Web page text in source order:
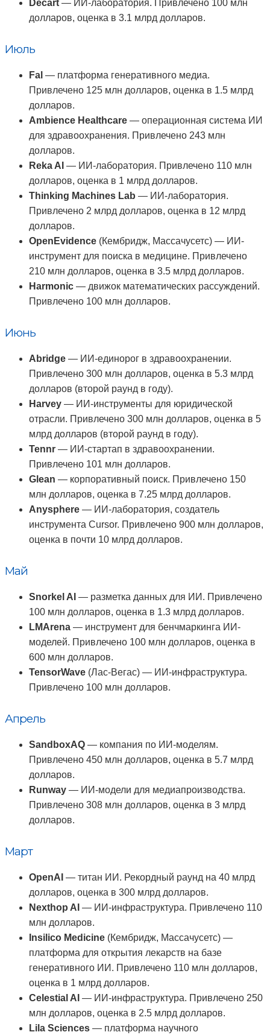
Decart — ИИ-лаборатория. Привлечено 100 млн
долларов, оценка в 3.1 млрд долларов.
Июль
Fal — платформа генеративного медиа.
Привлечено 125 млн долларов, оценка в 1.5 млрд
долларов.
Ambience Healthcare — операционная система ИИ
для здравоохранения. Привлечено 243 млн
долларов.
Reka AI — ИИ-лаборатория. Привлечено 110 млн
долларов, оценка в 1 млрд долларов.
Thinking Machines Lab — ИИ-лаборатория.
Привлечено 2 млрд долларов, оценка в 12 млрд
долларов.
OpenEvidence (Кембридж, Массачусетс) — ИИ-
инструмент для поиска в медицине. Привлечено
210 млн долларов, оценка в 3.5 млрд долларов.
Harmonic — движок математических рассуждений.
Привлечено 100 млн долларов.
Июнь
Abridge — ИИ-единорог в здравоохранении.
Привлечено 300 млн долларов, оценка в 5.3 млрд
долларов (второй раунд в году).
Harvey — ИИ-инструменты для юридической
отрасли. Привлечено 300 млн долларов, оценка в 5
млрд долларов (второй раунд в году).
Tennr — ИИ-стартап в здравоохранении.
Привлечено 101 млн долларов.
Glean — корпоративный поиск. Привлечено 150
млн долларов, оценка в 7.25 млрд долларов.
Anysphere — ИИ-лаборатория, создатель
инструмента Cursor. Привлечено 900 млн долларов,
оценка в почти 10 млрд долларов.
Май
Snorkel AI — разметка данных для ИИ. Привлечено
100 млн долларов, оценка в 1.3 млрд долларов.
LMArena — инструмент для бенчмаркинга ИИ-
моделей. Привлечено 100 млн долларов, оценка в
600 млн долларов.
TensorWave (Лас-Вегас) — ИИ-инфраструктура.
Привлечено 100 млн долларов.
Апрель
SandboxAQ — компания по ИИ-моделям.
Привлечено 450 млн долларов, оценка в 5.7 млрд
долларов.
Runway — ИИ-модели для медиапроизводства.
Привлечено 308 млн долларов, оценка в 3 млрд
долларов.
Март
OpenAI — титан ИИ. Рекордный раунд на 40 млрд
долларов, оценка в 300 млрд долларов.
Nexthop AI — ИИ-инфраструктура. Привлечено 110
млн долларов.
Insilico Medicine (Кембридж, Массачусетс) —
платформа для открытия лекарств на базе
генеративного ИИ. Привлечено 110 млн долларов,
оценка в 1 млрд долларов.
Celestial AI — ИИ-инфраструктура. Привлечено 250
млн долларов, оценка в 2.5 млрд долларов.
Lila Sciences — платформа научного